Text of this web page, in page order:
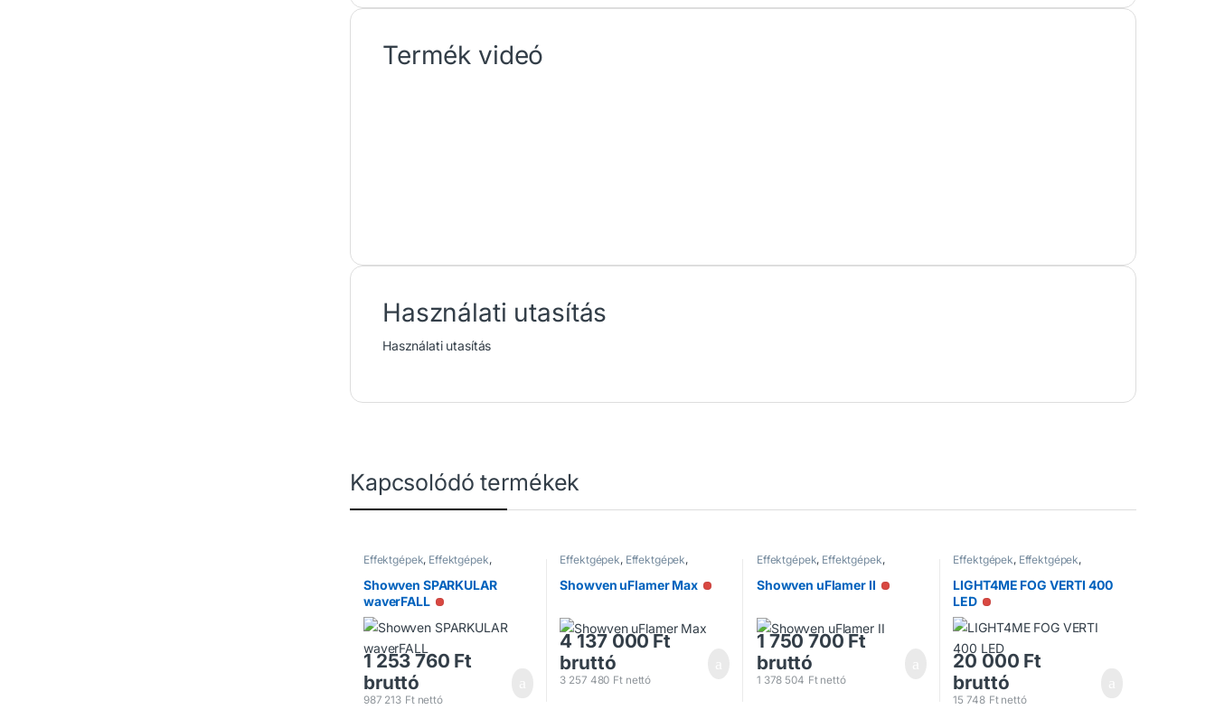
Termék videó
Használati utasítás
Használati utasítás
Kapcsolódó termékek
Effektgépek, Effektgépek,
Szikragépek
Showven SPARKULAR
waverFALL Nincs raktáron
1 253 760 Ft
bruttó
987 213 Ft nettó
Effektgépek, Effektgépek,
Lánggépek
Showven uFlamer Max Nincs raktáron
4 137 000 Ft
bruttó
3 257 480 Ftnettó
Effektgépek, Effektgépek,
Lánggépek
Showven uFlamer II Nincs raktáron
1 750 700Ft
bruttó
1 378 504 Ftnettó
Effektgépek, Effektgépek,
Füstgépek
LIGHT4ME FOG VERTI 400
LED Nincs raktáron
20 000 Ft
bruttó
15 748 Ft nettó